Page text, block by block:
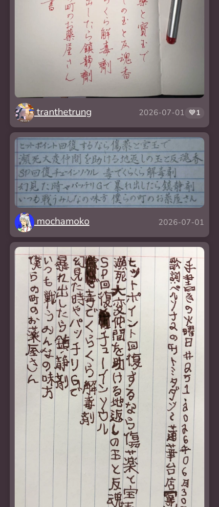
tranthetrung 2026-07-01 💙1
mochamoko 2026-07-01